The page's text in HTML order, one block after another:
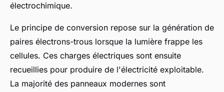
électrochimique.
Le principe de conversion repose sur la génération de
paires électrons-trous lorsque la lumière frappe les
cellules. Ces charges électriques sont ensuite
recueillies pour produire de l'électricité exploitable.
La majorité des panneaux modernes sont